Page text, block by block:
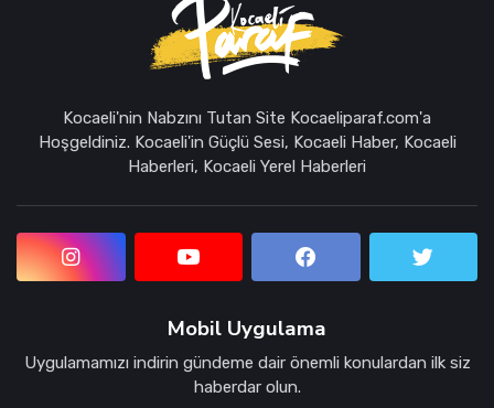
Kocaeli'nin Nabzını Tutan Site Kocaeliparaf.com'a
Hoşgeldiniz. Kocaeli'in Güçlü Sesi, Kocaeli Haber, Kocaeli
Haberleri, Kocaeli Yerel Haberleri
Mobil Uygulama
Uygulamamızı indirin gündeme dair önemli konulardan ilk siz
haberdar olun.